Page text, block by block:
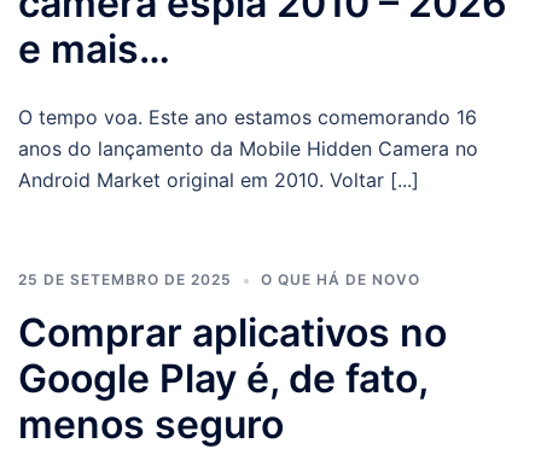
e mais…
O tempo voa. Este ano estamos comemorando 16
anos do lançamento da Mobile Hidden Camera no
Android Market original em 2010. Voltar [...]
25 DE SETEMBRO DE 2025 O QUE HÁ DE NOVO
Comprar aplicativos no
Google Play é, de fato,
menos seguro